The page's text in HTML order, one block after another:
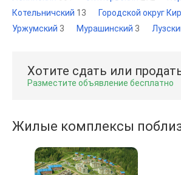
Котельничский 13 Городской округ
Уржумский 3 Мурашинский 3
Хотите сдать или
Разместите объявление бесплатно
Жилые комплексы